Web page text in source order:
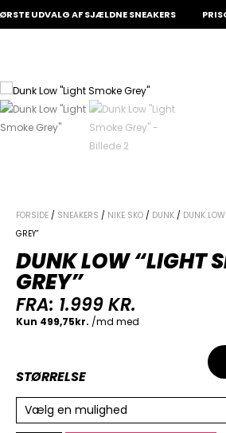
UDVALG AF SJÆLDNE SNEAKERS
Din kurv er tom.
FORSIDE / SNEAKERS / NIKE SKO / DUNK / DUNK LOW
GREY”
DUNK LOW “LIGHT
GREY”
FRA: 1.999KR.
STØRRELSE
Vælg en mulighed